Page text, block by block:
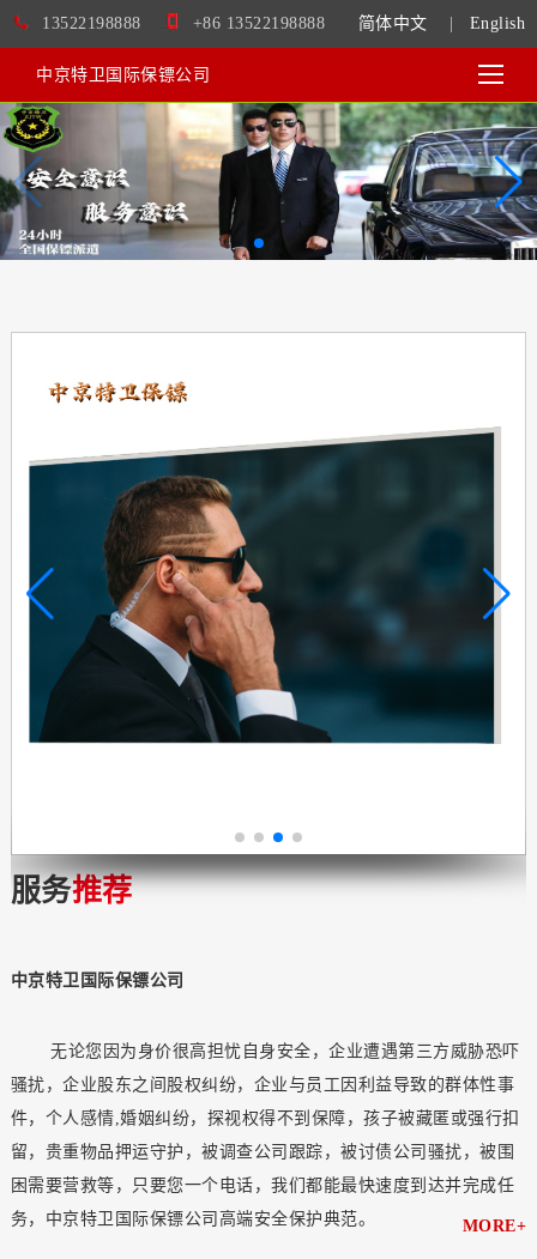
简体中文 English
13522198888 +86 13522198888
中京特卫国际保镖公司
服务推荐
中京特卫国际保镖公司
无论您因为身价很高担忧自身安全，企业遭遇第三方威胁恐吓
骚扰，企业股东之间股权纠纷，企业与员工因利益导致的群体性事
件，个人感情,婚姻纠纷，探视权得不到保障，孩子被藏匿或强行扣
留，贵重物品押运守护，被调查公司跟踪，被讨债公司骚扰，被围
困需要营救等，只要您一个电话，我们都能最快速度到达并完成任
务，中京特卫国际保镖公司高端安全保护典范。
MORE+